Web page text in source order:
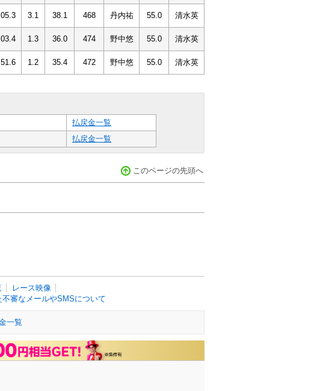
3.1 38.1 468 丹内祐 55.0 清水英
1.3 36.0 474 野中悠 55.0 清水英
1.2 35.4 472 野中悠 55.0 清水英
払戻金一覧
払戻金一覧
このページの先頭へ
レース映像
不審なメールやSMSについて
一覧